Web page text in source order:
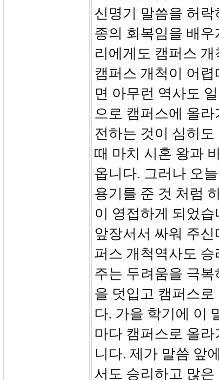
신명기 말씀을 허
종의 회복임을 배
리에게도 캠퍼스
캠퍼스 개척이 어
면 아무런 역사도
으로 캠퍼스에 올
전하는 것이 심히
때 마치 시혼 왕과
옵니다. 그러나 오
용기를 준 것 처럼
이 영접하게 되었
앞장서서 싸워 주
퍼스 개척역사도
주는 두려움을 극
을 덧입고 캠퍼스
다. 가을 학기에 이
마다 캠퍼스로 올
니다. 제가 말씀 앞
서도 승리하고 많